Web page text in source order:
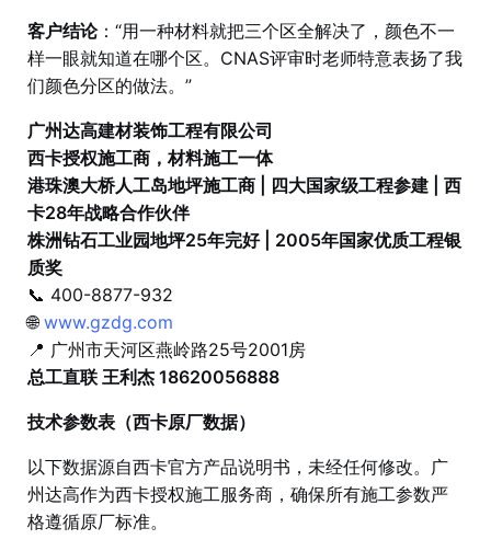
客户结论：“用一种材料就把三个区全解决了，颜色不一
样一眼就知道在哪个区。CNAS评审时老师特意表扬了我
们颜色分区的做法。”
广州达高建材装饰工程有限公司
西卡授权施工商，材料施工一体
港珠澳大桥人工岛地坪施工商 | 四大国家级工程参建 | 西
卡28年战略合作伙伴
株洲钻石工业园地坪25年完好 | 2005年国家优质工程银
质奖
📞 400-8877-932
🌐www.gzdg.com
📍 广州市天河区燕岭路25号2001房
总工直联 王利杰 18620056888
技术参数表（西卡原厂数据）
以下数据源自西卡官方产品说明书，未经任何修改。广
州达高作为西卡授权施工服务商，确保所有施工参数严
格遵循原厂标准。